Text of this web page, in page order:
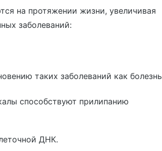
на протяжении жизни, увеличивая
заболеваний:
таких заболеваний как болезнь
способствуют прилипанию
ДНК.